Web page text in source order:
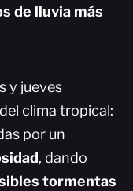
de lluvia más
y jueves
clima tropical:
por un
, dando
tormentas